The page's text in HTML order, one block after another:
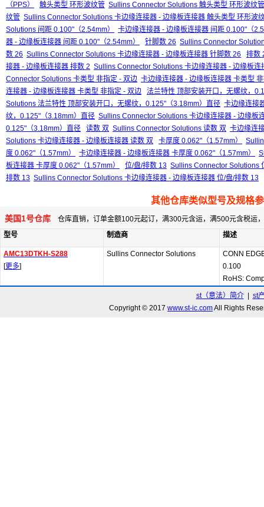
（PPS）
触头类型 环形波纹管 Sullins Connector Solutions 触头类型 环形波纹管
纹管 Sullins Connector Solutions 卡边缘连接器 - 边缘板连接器 触头类型 环形波
Solutions 间距 0.100"（2.54mm）
卡边缘连接器 - 边缘板连接器 间距 0.100"（
器 - 边缘板连接器 间距 0.100"（2.54mm）
针脚数 26 Sullins Connector
数 26 Sullins Connector Solutions 卡边缘连接器 - 边缘板连接器 针脚数 26
排数
接器 - 边缘板连接器 排数 2 Sullins Connector Solutions 卡边缘连接器 - 边缘板连
Connector Solutions 卡类型 非指定 - 双边 卡边缘连接器 - 边缘板连接器 卡类型
连接器 - 边缘板连接器 卡类型 非指定 - 双边
法兰特性 顶部安装开口，无螺纹，
Solutions 法兰特性 顶部安装开口，无螺纹，0.125"（3.18mm）直径 卡边缘连接
纹，0.125"（3.18mm）直径 Sullins Connector Solutions 卡边缘连接器 - 边缘板
0.125"（3.18mm）直径
读数 双 Sullins Connector Solutions 读数 双 卡边缘连
Solutions 卡边缘连接器 - 边缘板连接器 读数 双
卡厚度 0.062"（1.57mm）
度 0.062"（1.57mm）
卡边缘连接器 - 边缘板连接器 卡厚度 0.062"（1.57mm）
板连接器 卡厚度 0.062"（1.57mm）
位/盘/排数 13 Sullins Connector Solutions
排数 13 Sullins Connector Solutions 卡边缘连接器 - 边缘板连接器 位/盘/排数 13
其他仓库类似型号及规格
美国1号仓库 仓库直销，订单金额100元起订，满300元含运，满500元含税运
型号
制造商 描述
AMC13DTKH-S288
[更多]
Sullins Connector Solutions
CONN
0.100
RoHS:
st（意法）简介| st
Copyright © 2017 www.st-ic.comAll Rights